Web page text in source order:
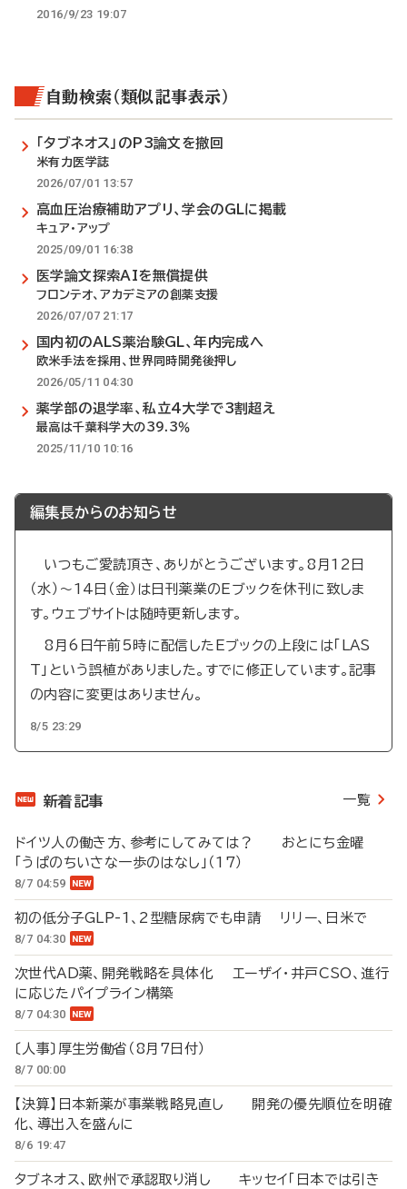
2016/9/23 19:07
自動検索（類似記事表示）
「タブネオス」のP3論文を撤回
米有力医学誌
2026/07/01 13:57
高血圧治療補助アプリ、学会のGLに掲載
キュア・アップ
2025/09/01 16:38
医学論文探索AIを無償提供
フロンテオ、アカデミアの創薬支援
2026/07/07 21:17
国内初のALS薬治験GL、年内完成へ
欧米手法を採用、世界同時開発後押し
2026/05/11 04:30
薬学部の退学率、私立4大学で3割超え
最高は千葉科学大の39.3％
2025/11/10 10:16
編集長からのお知らせ
いつもご愛読頂き、ありがとうございます。8月12日
（水）～14日（金）は日刊薬業のEブックを休刊に致しま
す。ウェブサイトは随時更新します。
8月6日午前5時に配信したEブックの上段には「LAS
T」という誤植がありました。すでに修正しています。記事
の内容に変更はありません。
8/5 23:29
新着記事 一覧
ドイツ人の働き方、参考にしてみては？ おとにち金曜
「うぱのちいさな一歩のはなし」（17）
8/7 04:59
初の低分子GLP-1、2型糖尿病でも申請 リリー、日米で
8/7 04:30
次世代AD薬、開発戦略を具体化 エーザイ・井戸CSO、進行
に応じたパイプライン構築
8/7 04:30
〔人事〕厚生労働省（8月7日付）
8/7 00:00
【決算】日本新薬が事業戦略見直し 開発の優先順位を明確
化、導出入を盛んに
8/6 19:47
タブネオス、欧州で承認取り消し キッセイ「日本では引き